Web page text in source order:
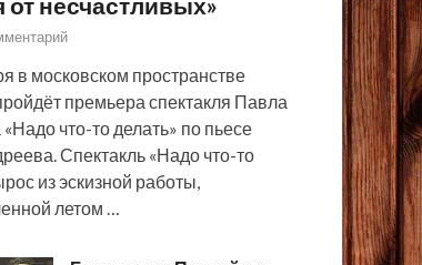
в московском пространстве
премьера спектакля Павла
что-то делать» по пьесе
Спектакль «Надо что-то
из эскизной работы,
летом …